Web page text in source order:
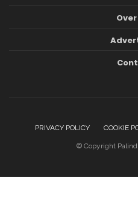
PRIVACY POLICY COOKIE
© Copyright